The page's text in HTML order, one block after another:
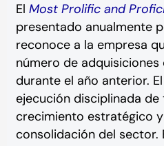
El Most Prolific and
presentado anualmente
reconoce a la empresa
número de adquisiciones
durante el año anterior.
ejecución disciplinada de
crecimiento estratégico
consolidación del sector.